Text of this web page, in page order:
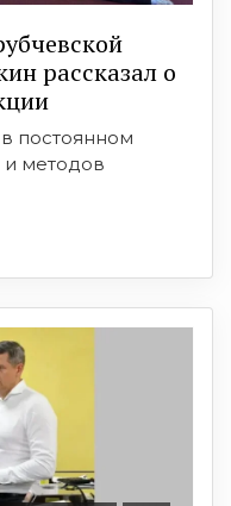
рассказал о
постоянном
методов